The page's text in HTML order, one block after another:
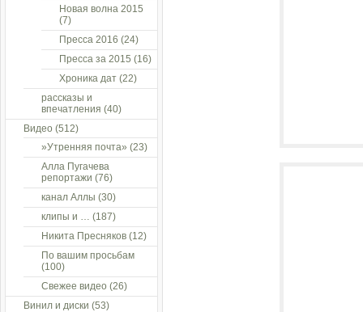
Новая волна 2015
(7)
Пресса 2016 (24)
Пресса за 2015 (16)
Хроника дат (22)
рассказы и
впечатления (40)
Видео (512)
»Утренняя почта» (23)
Алла Пугачева
репортажи (76)
канал Аллы (30)
клипы и … (187)
Никита Пресняков (12)
По вашим просьбам
(100)
Свежее видео (26)
Винил и диски (53)